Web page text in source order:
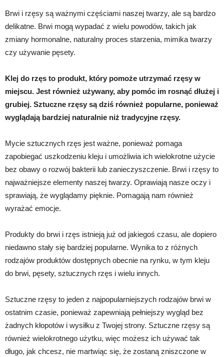
Brwi i rzęsy są ważnymi częściami naszej twarzy, ale są bardzo
delikatne. Brwi mogą wypadać z wielu powodów, takich jak
zmiany hormonalne, naturalny proces starzenia, mimika twarzy
czy używanie pęsety.
Klej do rzęs to produkt, który pomoże utrzymać rzęsy w
miejscu. Jest również używany, aby pomóc im rosnąć dłużej i
grubiej. Sztuczne rzęsy są dziś również popularne, ponieważ
wyglądają bardziej naturalnie niż tradycyjne rzęsy.
Mycie sztucznych rzęs jest ważne, ponieważ pomaga
zapobiegać uszkodzeniu kleju i umożliwia ich wielokrotne użycie
bez obawy o rozwój bakterii lub zanieczyszczenie. Brwi i rzęsy to
najważniejsze elementy naszej twarzy. Oprawiają nasze oczy i
sprawiają, że wyglądamy pięknie. Pomagają nam również
wyrażać emocje.
Produkty do brwi i rzęs istnieją już od jakiegoś czasu, ale dopiero
niedawno stały się bardziej popularne. Wynika to z różnych
rodzajów produktów dostępnych obecnie na rynku, w tym kleju
do brwi, pęsety, sztucznych rzęs i wielu innych.
Sztuczne rzęsy to jeden z najpopularniejszych rodzajów brwi w
ostatnim czasie, ponieważ zapewniają pełniejszy wygląd bez
żadnych kłopotów i wysiłku z Twojej strony. Sztuczne rzęsy są
również wielokrotnego użytku, więc możesz ich używać tak
długo, jak chcesz, nie martwiąc się, że zostaną zniszczone w